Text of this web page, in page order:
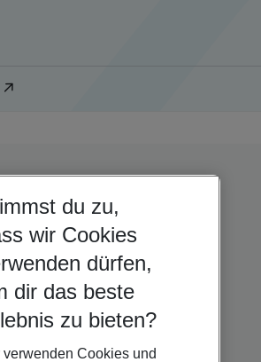
du zu,
wir Cookies
dürfen,
dir das beste
zu bieten?
verwenden Cookies und